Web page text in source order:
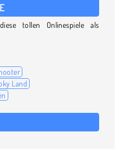
tollen Onlinespiele als
Land